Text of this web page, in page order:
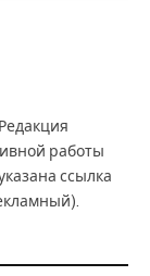
работы
ссылка